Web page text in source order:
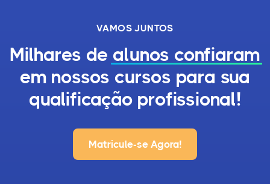
VAMOS JUNTOS
Milhares de alunos confiaram
em nossos cursos para sua
qualificação profissional!
Matricule-se Agora!